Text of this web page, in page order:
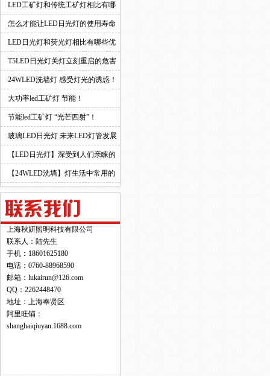
LED工矿灯和传统工矿灯相比有哪
些优势？
怎么才能让LED日光灯的使用寿命
更长？
LED日光灯和荧光灯相比有哪些优
势？
T5LED日光灯关灯立刻重启的危害
有多大？
24WLED洗墙灯 感受灯光的诱惑！
大功率led工矿灯 节能！
节能led工矿灯 “光芒四射”！
玻璃LED日光灯 未来LED灯管发展
的新趋势！
【LED日光灯】深受到人们亲睐的
原因！
【24WLED洗墙】灯生活中常用的
灯具之一！
上海秋妍照明科技有限公司
联系人：陆先生
手机：18601625180
电话：0760-88968590
邮箱：lukairun@126.com
QQ：2262448470
地址：上海奉贤区
阿里旺铺：
shanghaiqiuyan.1688.com